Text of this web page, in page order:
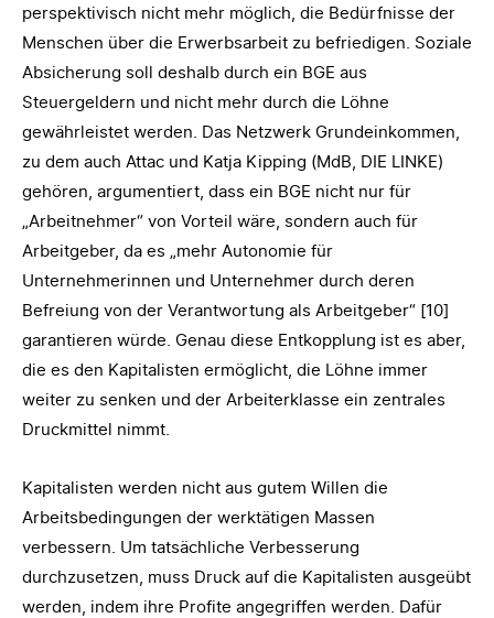
perspektivisch nicht mehr möglich, die Bedürfnisse der
Menschen über die Erwerbsarbeit zu befriedigen. Soziale
Absicherung soll deshalb durch ein BGE aus
Steuergeldern und nicht mehr durch die Löhne
gewährleistet werden. Das Netzwerk Grundeinkommen,
zu dem auch Attac und Katja Kipping (MdB, DIE LINKE)
gehören, argumentiert, dass ein BGE nicht nur für
„Arbeitnehmer“ von Vorteil wäre, sondern auch für
Arbeitgeber, da es „mehr Autonomie für
Unternehmerinnen und Unternehmer durch deren
Befreiung von der Verantwortung als Arbeitgeber“ [10]
garantieren würde. Genau diese Entkopplung ist es aber,
die es den Kapitalisten ermöglicht, die Löhne immer
weiter zu senken und der Arbeiterklasse ein zentrales
Druckmittel nimmt.
Kapitalisten werden nicht aus gutem Willen die
Arbeitsbedingungen der werktätigen Massen
verbessern. Um tatsächliche Verbesserung
durchzusetzen, muss Druck auf die Kapitalisten ausgeübt
werden, indem ihre Profite angegriffen werden. Dafür